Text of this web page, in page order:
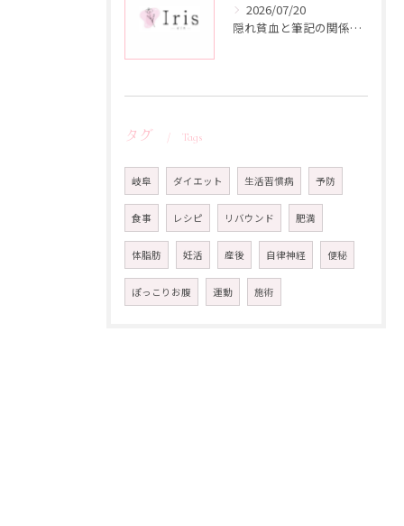
2026/07/20
隠れ貧血と筆記の関係を知り女性が実践できるセルフケア徹底ガイド
タグ Tags
岐阜 ダイエット 生活習慣病 予防
食事 レシピ リバウンド 肥満
体脂肪 妊活 産後 自律神経 便秘
ぽっこりお腹 運動 施術